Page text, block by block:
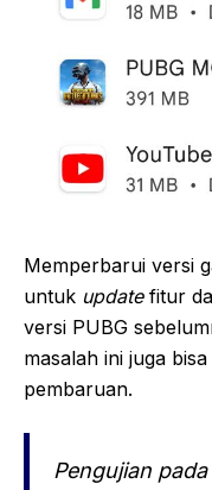
Memperbarui versi
untuk updatefitur
versi PUBG
masalah ini juga
pembaruan.
Pengujian